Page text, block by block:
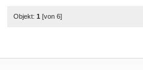
Objekt: 1 [von 6]